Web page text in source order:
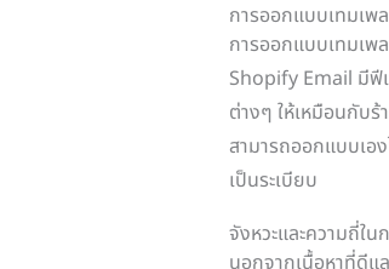
การออกแบบเทมเพ
การออกแบบเทมเพ
Shopify Email มีฟี
ต่างๆ ให้เหมือนกับ
สามารถออกแบบเอ
เป็นระเบียบ
จังหวะและความถี่ใ
นอกจากเนื้อหาที่ดีแ